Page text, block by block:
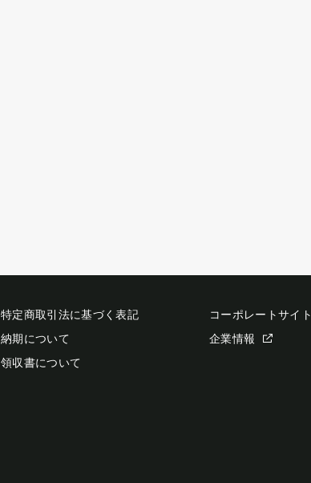
特定商取引法に基づく表記
納期について
領収書について
コーポレートサイト
企業情報